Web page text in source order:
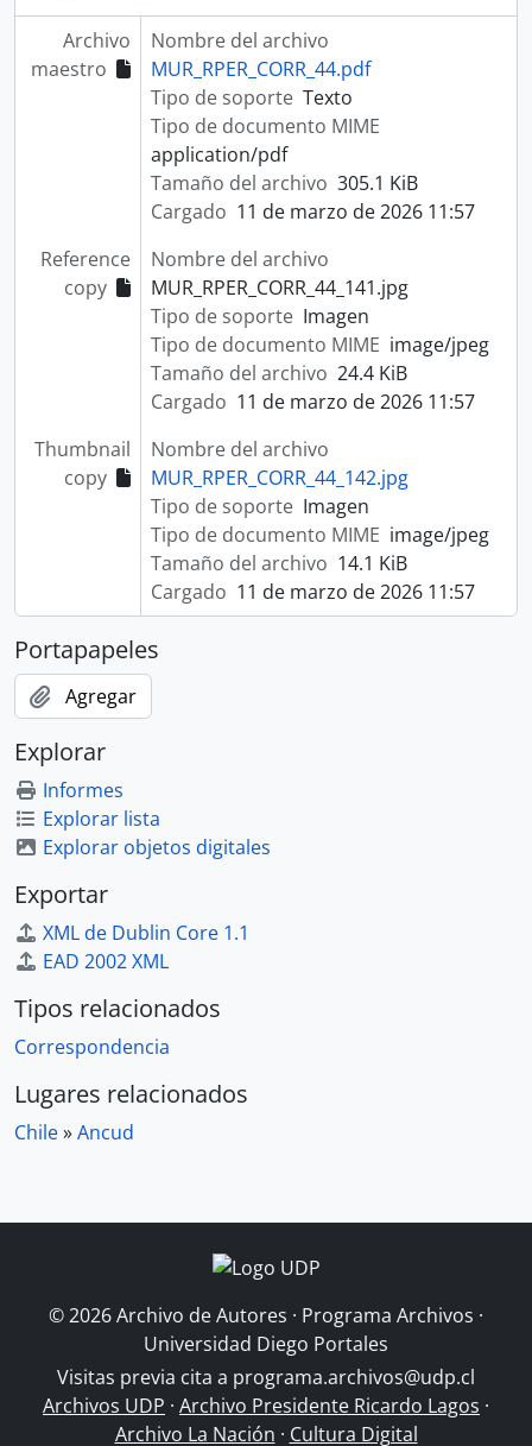
Archivo
maestro
Nombre del archivo
MUR_RPER_CORR_44.pdf
Tipo de soporte Texto
Tipo de documento MIME
application/pdf
Tamaño del archivo 305.1 KiB
Cargado 11 de marzo de 2026 11:57
Reference
copy
Nombre del archivo
MUR_RPER_CORR_44_141.jpg
Tipo de soporte Imagen
Tipo de documento MIME image/jpeg
Tamaño del archivo 24.4 KiB
Cargado 11 de marzo de 2026 11:57
Thumbnail
copy
Nombre del archivo
MUR_RPER_CORR_44_142.jpg
Tipo de soporte Imagen
Tipo de documento MIME image/jpeg
Tamaño del archivo 14.1 KiB
Cargado 11 de marzo de 2026 11:57
Portapapeles
Agregar
Explorar
Informes
Explorar lista
Explorar objetos digitales
Exportar
XML de Dublin Core 1.1
EAD 2002 XML
Tipos relacionados
Correspondencia
Lugares relacionados
Chile»Ancud
© 2026 Archivo de Autores · Programa Archivos ·
Universidad Diego Portales
Visitas previa cita a programa.archivos@udp.cl
Archivos UDP · Archivo Presidente Ricardo Lagos ·
Archivo La Nación · Cultura Digital